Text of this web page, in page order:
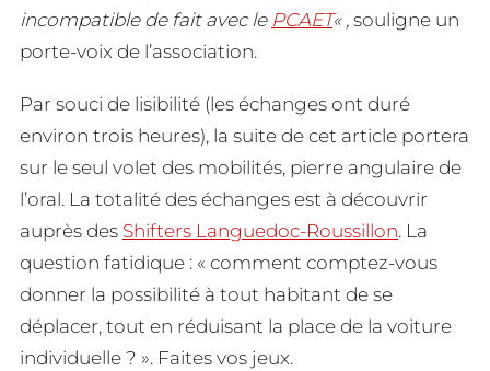
incompatible de fait avec le PCAET« , souligne un
porte-voix de l’association.
Par souci de lisibilité (les échanges ont duré
environ trois heures), la suite de cet article portera
sur le seul volet des mobilités, pierre angulaire de
l’oral. La totalité des échanges est à découvrir
auprès des Shifters Languedoc-Roussillon. La
question fatidique : « comment comptez-vous
donner la possibilité à tout habitant de se
déplacer, tout en réduisant la place de la voiture
individuelle ? ». Faites vos jeux.